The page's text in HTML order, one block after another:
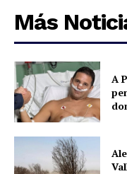
Más
A